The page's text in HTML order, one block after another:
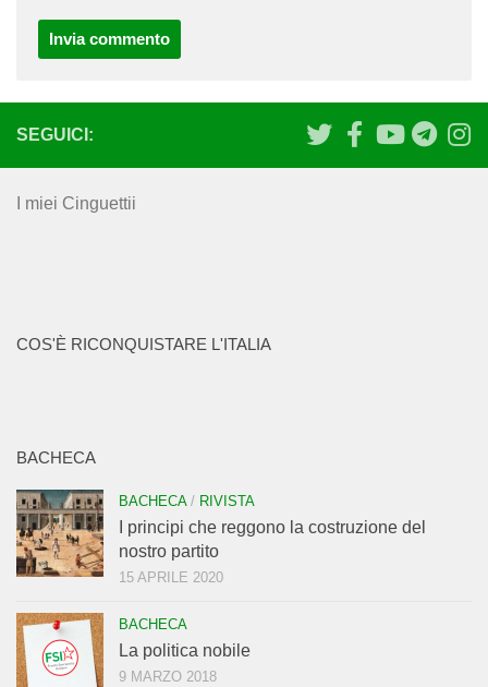
SEGUICI:
I miei Cinguettii
COS'È RICONQUISTARE L'ITALIA
BACHECA
BACHECA/ RIVISTA
I principi che reggono la costruzione del
nostro partito
15 APRILE 2020
BACHECA
La politica nobile
9 MARZO 2018